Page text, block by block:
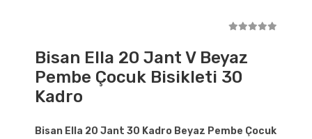
Bisan Ella 20 Jant V Beyaz
Pembe Çocuk Bisikleti 30
Kadro
Bisan Ella 20 Jant 30 Kadro Beyaz Pembe Çocuk